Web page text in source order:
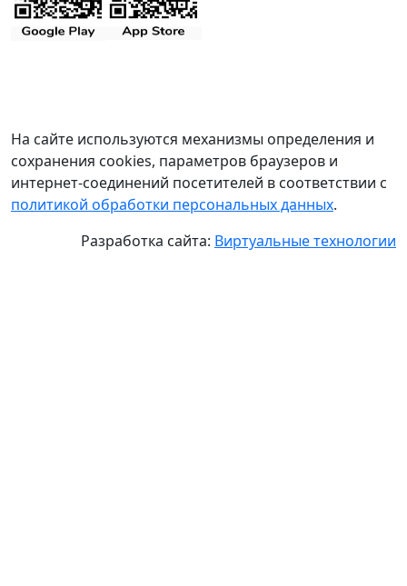
На сайте используются механизмы определения и
сохранения cookies, параметров браузеров и
интернет-соединений посетителей в соответствии с
политикой обработки персональных данных.
Разработка сайта: Виртуальные технологии